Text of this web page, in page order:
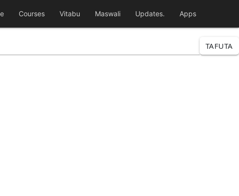
Courses Vitabu Maswali Updates. Apps
TAFUTA